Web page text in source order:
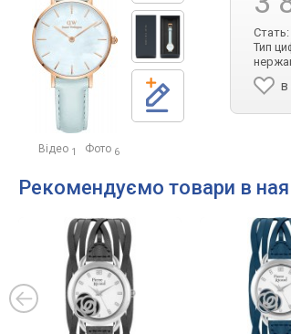
Відео 1 Фото 6
Тип
в
Рекомендуємо товари в